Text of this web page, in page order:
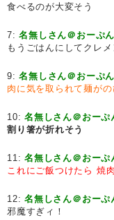
食べるのが大変そう
7:名無しさん＠おーぷん
もうごはんにしてクレメ
9:名無しさん＠おーぷん
肉に気を取られて麺がの
10:名無しさん＠おーぷ
割り箸が折れそう
11:名無しさん＠おーぷ
これにご飯つけたら 焼
12:名無しさん＠おーぷ
邪魔すぎィ！